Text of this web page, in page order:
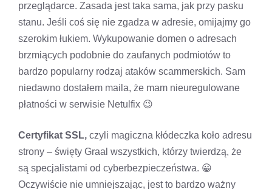
przeglądarce. Zasada jest taka sama, jak przy pasku
stanu. Jeśli coś się nie zgadza w adresie, omijajmy go
szerokim łukiem. Wykupowanie domen o adresach
brzmiących podobnie do zaufanych podmiotów to
bardzo popularny rodzaj ataków scammerskich. Sam
niedawno dostałem maila, że mam nieuregulowane
płatności w serwisie Netulfix 😉
Certyfikat SSL, czyli magiczna kłódeczka koło adresu
strony – święty Graal wszystkich, którzy twierdzą, że
są specjalistami od cyberbezpieczeństwa. 😀
Oczywiście nie umniejszając, jest to bardzo ważny